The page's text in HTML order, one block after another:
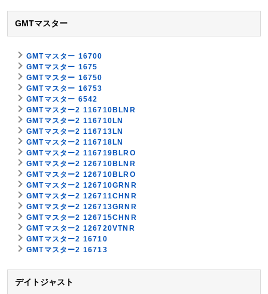
GMTマスター
GMTマスター 16700
GMTマスター 1675
GMTマスター 16750
GMTマスター 16753
GMTマスター 6542
GMTマスター2 116710BLNR
GMTマスター2 116710LN
GMTマスター2 116713LN
GMTマスター2 116718LN
GMTマスター2 116719BLRO
GMTマスター2 126710BLNR
GMTマスター2 126710BLRO
GMTマスター2 126710GRNR
GMTマスター2 126711CHNR
GMTマスター2 126713GRNR
GMTマスター2 126715CHNR
GMTマスター2 126720VTNR
GMTマスター2 16710
GMTマスター2 16713
デイトジャスト